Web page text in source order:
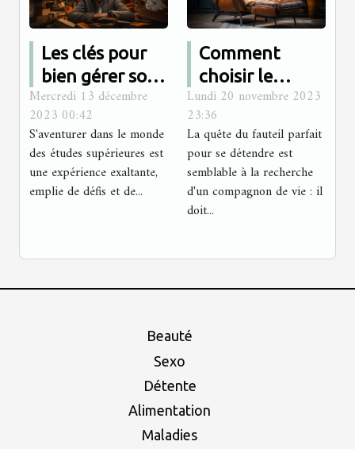
Les clés pour
bien gérer son
temps et son
stress lors de la
première
année d'études
supérieures
Mercredi 13 décembre
2023 00:42
S'aventurer dans le monde
des études supérieures est
une expérience exaltante,
emplie de défis et de...
Comment
choisir le
fauteuil idéal
pour vos
moments de
détente
Lundi 20 novembre 2023
23:36
La quête du fauteil parfait
pour se détendre est
semblable à la recherche
d'un compagnon de vie : il
doit...
Beauté
Sexo
Détente
Alimentation
Maladies